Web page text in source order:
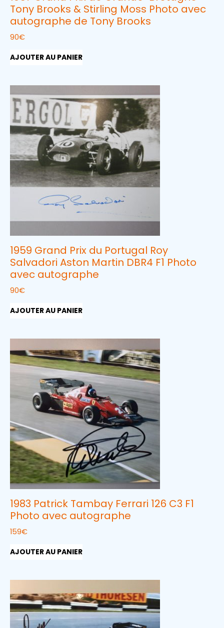
Tony Brooks & Stirling Moss Photo avec
autographe de Tony Brooks
90€
AJOUTER AU PANIER
1959 Grand Prix du Portugal Roy
Salvadori Aston Martin DBR4 F1 Photo
avec autographe
90€
AJOUTER AU PANIER
1983 Patrick Tambay Ferrari 126 C3 F1
Photo avec autographe
159€
AJOUTER AU PANIER